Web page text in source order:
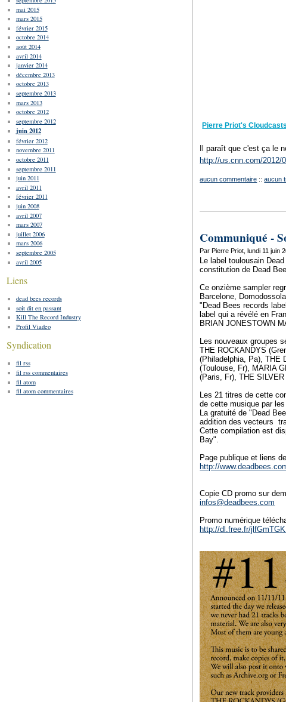
Pierre Priot's Cloudcasts
Il paraît que c'est ça le
http://us.cnn.com/2012/
aucun commentaire :: aucun
Communiqué -
Par Pierre Priot, lundi 11 juin
Le label toulousain
constitution de Dead
Ce onzième sampler
Barcelone,
"Dead Bees records
label qui a révélé en
BRIAN JONESTOWN
Les nouveaux groupes
THE ROCKANDYS
(Philadelphia, Pa), THE
(Toulouse, Fr), MARIA
(Paris, Fr), THE
Les 21 titres de cette
de cette musique par les
La gratuité de "Dead
addition des vecteurs
Cette compilation est
Bay".
Page publique et liens
http://
Copie CD promo sur
infos@deadbees.com
Promo numérique
http://dl.free.fr/
mai 2015
mars 2015
février 2015
octobre 2014
août 2014
avril 2014
janvier 2014
décembre 2013
octobre 2013
septembre 2013
mars 2013
octobre 2012
septembre 2012
juin 2012
février 2012
novembre 2011
octobre 2011
septembre 2011
juin 2011
avril 2011
février 2011
juin 2008
avril 2007
mars 2007
juillet 2006
mars 2006
septembre 2005
avril 2005
Liens
dead bees records
soit dit en passant
Kill The Record Industry
Profil Viadeo
Syndication
fil rss
fil rss commentaires
fil atom
fil atom commentaires